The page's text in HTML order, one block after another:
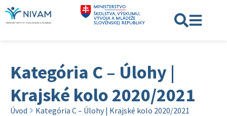
Kategória C – Úlohy |
Krajské kolo 2020/2021
Úvod Kategória C – Úlohy | Krajské kolo 2020/2021